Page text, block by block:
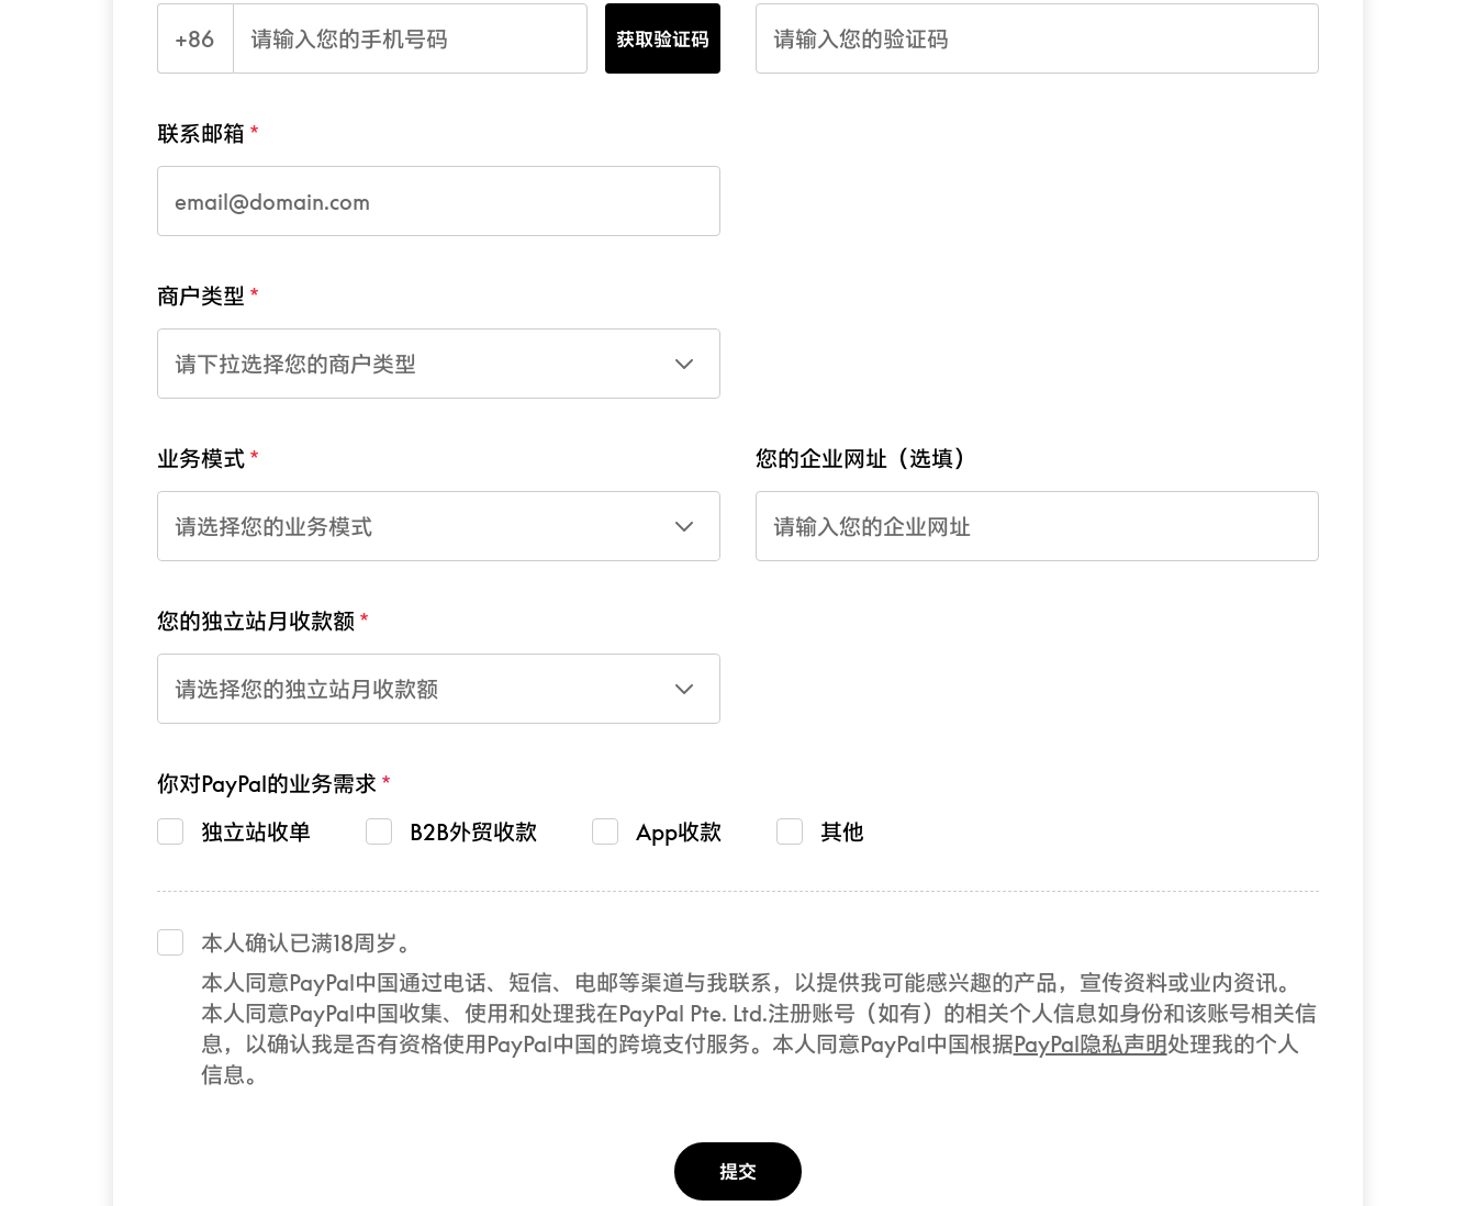
+86 获取验证码
联系邮箱
商户类型
请下拉选择您的商户类型
业务模式
请选择您的业务模式
您的企业网址（选填）
您的独立站月收款额
请选择您的独立站月收款额
你对PayPal的业务需求
独立站收单
B2B外贸收款 App收款 其他
本人确认已满18周岁。
本人同意PayPal中国通过电话、短信、电邮等渠道与我联系，以提供我可能感兴趣的产品，宣传资料或业内资讯。
本人同意PayPal中国收集、使用和处理我在PayPal Pte. Ltd.注册账号（如有）的相关个人信息如身份和该账号相关信
息，以确认我是否有资格使用PayPal中国的跨境支付服务。本人同意PayPal中国根据PayPal隐私声明处理我的个人
信息。
提交